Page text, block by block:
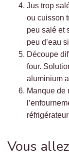
Jus trop
ou cuisson
peu salé et
peu d’eau
Découpe
four.
aluminium
Manque de
Vous